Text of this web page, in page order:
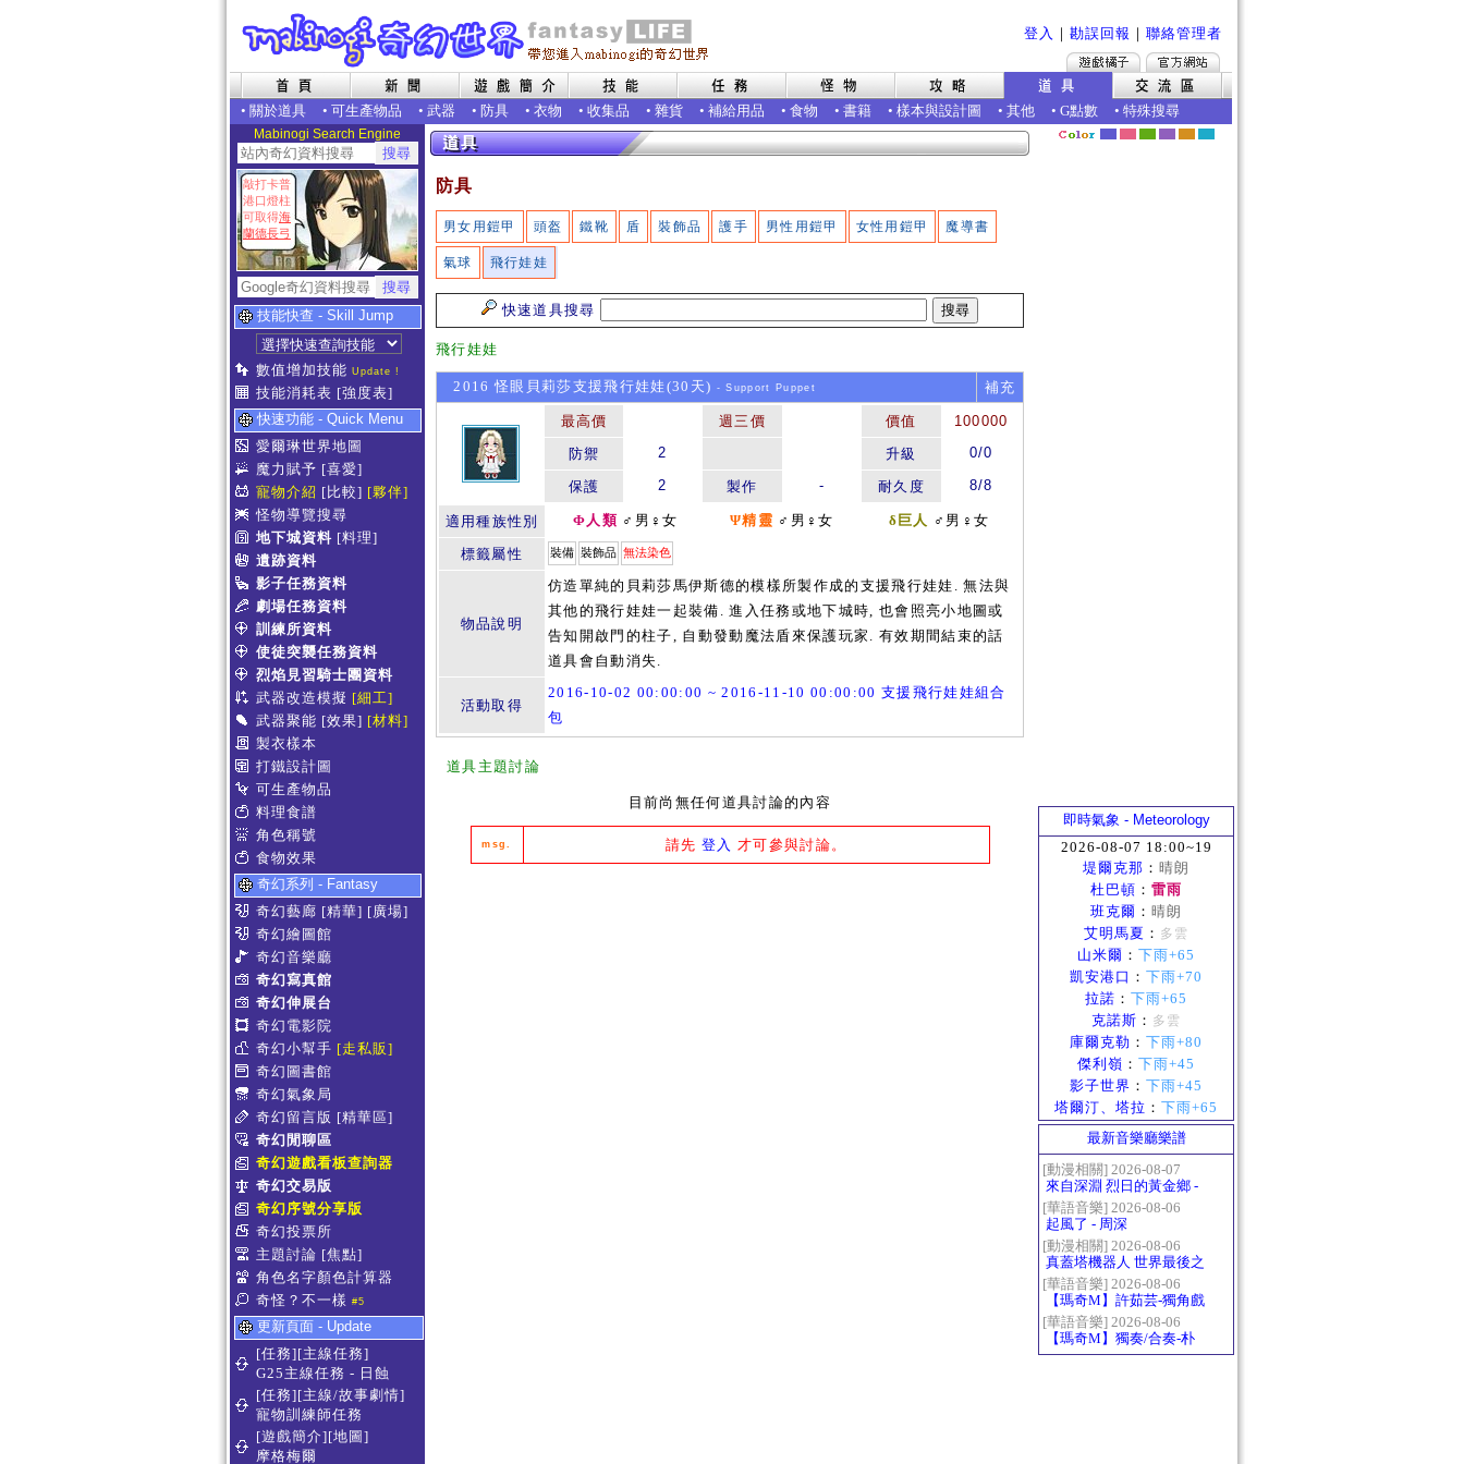
登入 ｜ 勘誤回報 ｜ 聯絡管理者
• 關於道具 • 可生產物品 • 武器 • 防具 • 衣物 • 收集品 • 雜貨 • 補給用品 • 食物 • 書籍 • 樣本與設計圖 • 其他 • G點數 • 特殊搜尋
Mabinogi Search Engine
敲打卡普
港口燈柱
可取得海
蘭德長弓
技能快查 - Skill Jump
數值增加技能 Update !
技能消耗表 [強度表]
快速功能 - Quick Menu
愛爾琳世界地圖
魔力賦予 [喜愛]
寵物介紹 [比較] [夥伴]
怪物導覽搜尋
地下城資料 [料理]
遺跡資料
影子任務資料
劇場任務資料
訓練所資料
使徒突襲任務資料
烈焰見習騎士團資料
武器改造模擬 [細工]
武器聚能 [效果] [材料]
製衣樣本
打鐵設計圖
可生產物品
料理食譜
角色稱號
食物效果
奇幻系列 - Fantasy
奇幻藝廊 [精華] [廣場]
奇幻繪圖館
奇幻音樂廳
奇幻寫真館
奇幻伸展台
奇幻電影院
奇幻小幫手 [走私販]
奇幻圖書館
奇幻氣象局
奇幻留言版 [精華區]
奇幻閒聊區
奇幻遊戲看板查詢器
奇幻交易版
奇幻序號分享版
奇幻投票所
主題討論 [焦點]
角色名字顏色計算器
奇怪？不一樣 #5
更新頁面 - Update
[任務][主線任務]
G25主線任務 - 日蝕
[任務][主線/故事劇情]
寵物訓練師任務
[遊戲簡介][地圖]
摩格梅爾
防具
男女用鎧甲 頭盔 鐵靴 盾 裝飾品 護手 男性用鎧甲 女性用鎧甲 魔導書
氣球 飛行娃娃
快速道具搜尋
飛行娃娃
2016 怪眼貝莉莎支援飛行娃娃(30天) - Support Puppet 補充
最高價 週三價 價值
100000
防禦
2 升級 0/0
保護 2 製作 - 耐久度 8/8
適用種族性別 Φ人類 ♂男♀女 Ψ精靈 ♂男♀女 δ巨人 ♂男♀女
標籤屬性 裝備 裝飾品 無法染色
物品說明
仿造單純的貝莉莎馬伊斯德的模樣所製作成的支援飛行娃娃. 無法與
其他的飛行娃娃一起裝備. 進入任務或地下城時, 也會照亮小地圖或
告知開啟門的柱子, 自動發動魔法盾來保護玩家. 有效期間結束的話
道具會自動消失.
活動取得
2016-10-02 00:00:00 ~ 2016-11-10 00:00:00 支援飛行娃娃組合
包
道具主題討論
目前尚無任何道具討論的內容
msg. 請先 登入 才可參與討論。
即時氣象 - Meteorology
2026-08-07 18:00~19
堤爾克那 ： 晴朗
杜巴頓 ： 雷雨
班克爾 ： 晴朗
艾明馬夏 ： 多雲
山米爾 ： 下雨+65
凱安港口 ： 下雨+70
拉諾 ： 下雨+65
克諾斯 ： 多雲
庫爾克勒 ： 下雨+80
傑利嶺 ： 下雨+45
影子世界 ： 下雨+45
塔爾汀、塔拉 ： 下雨+65
最新音樂廳樂譜
[動漫相關] 2026-08-07
來自深淵 烈日的黃金鄉 -
Gravity
[華語音樂] 2026-08-06
起風了 - 周深
[動漫相關] 2026-08-06
真蓋塔機器人 世界最後之
日OP2 HEATS
[華語音樂] 2026-08-06
【瑪奇M】許茹芸-獨角戲
[華語音樂] 2026-08-06
【瑪奇M】獨奏/合奏-朴
樹-那些花兒